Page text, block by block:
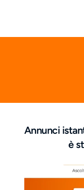
Annunci
è